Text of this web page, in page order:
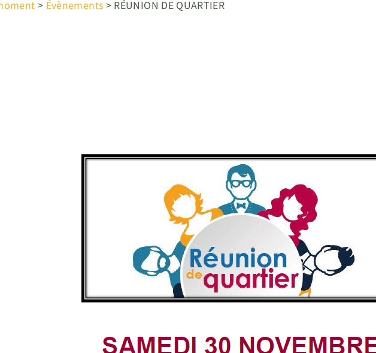
> Évènements > RÉUNION DE QUARTIER